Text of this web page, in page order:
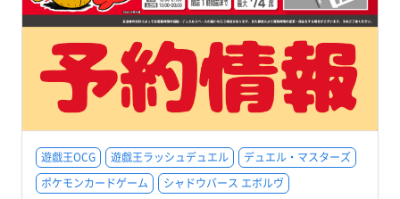
遊戯王OCG 遊戯王ラッシュデュエル
デュエル・マスターズ
ポケモンカードゲーム
シャドウバース エボルヴ